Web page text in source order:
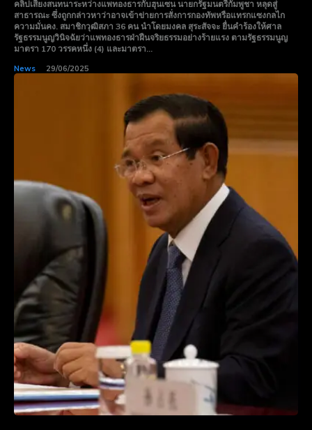
คลิปเสียงสนทนาระหว่างแพทองธารกับฮุนเซน นายกรัฐมนตรีกัมพูชา หลุดสู่
สาธารณะ ซึ่งถูกกล่าวหาว่าอาจเข้าข่ายการสั่งการกองทัพหรือแทรกแซงกลไก
ความมั่นคง. สมาชิกวุฒิสภา 36 คน นำโดยมงคล สุระสัจจะ ยื่นคำร้องให้ศาล
รัฐธรรมนูญวินิจฉัยว่าแพทองธารฝ่าฝืนจริยธรรมอย่างร้ายแรง ตามรัฐธรรมนูญ
มาตรา 170 วรรคหนึ่ง (4) และมาตรา...
News 29/06/2025